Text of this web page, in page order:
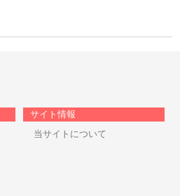
サイト情報
当サイトについて